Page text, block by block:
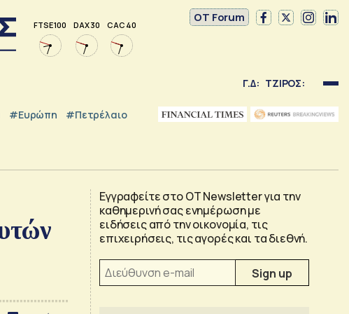
FTSE 100 DAX 30 CAC 40
OT Forum
Γ.Δ: ΤΖΙΡΟΣ:
#Ευρώπη #Πετρέλαιο
Εγγραφείτε στο OT Newsletter για την
καθημερινή σας ενημέρωση με
ειδήσεις από την οικονομία, τις
επιχειρήσεις, τις αγορές και τα διεθνή.